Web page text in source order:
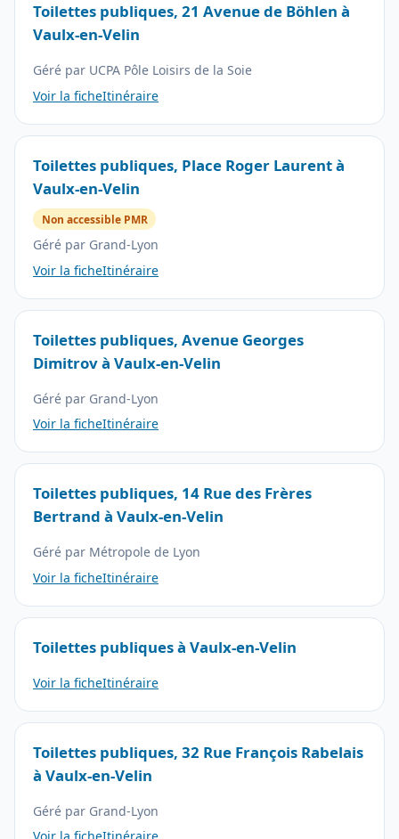
Toilettes publiques, 21 Avenue de Böhlen à
Vaulx-en-Velin
Géré par UCPA Pôle Loisirs de la Soie
Voir la ficheItinéraire
Toilettes publiques, Place Roger Laurent à
Vaulx-en-Velin
Non accessible PMR
Géré par Grand-Lyon
Voir la ficheItinéraire
Toilettes publiques, Avenue Georges
Dimitrov à Vaulx-en-Velin
Géré par Grand-Lyon
Voir la ficheItinéraire
Toilettes publiques, 14 Rue des Frères
Bertrand à Vaulx-en-Velin
Géré par Métropole de Lyon
Voir la ficheItinéraire
Toilettes publiques à Vaulx-en-Velin
Voir la ficheItinéraire
Toilettes publiques, 32 Rue François Rabelais
à Vaulx-en-Velin
Géré par Grand-Lyon